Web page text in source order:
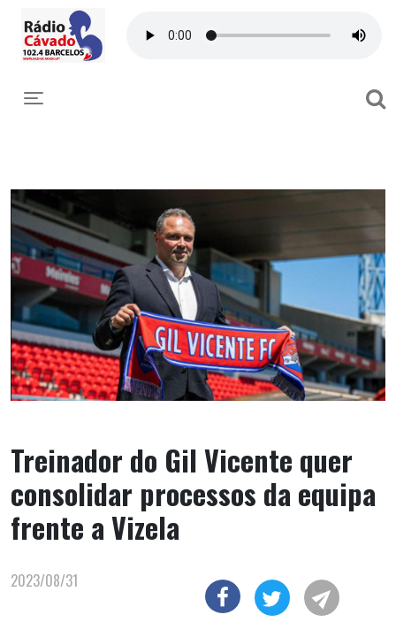
Toggle navigation
Treinador do Gil Vicente quer
consolidar processos da equipa
frente a Vizela
2023/08/31